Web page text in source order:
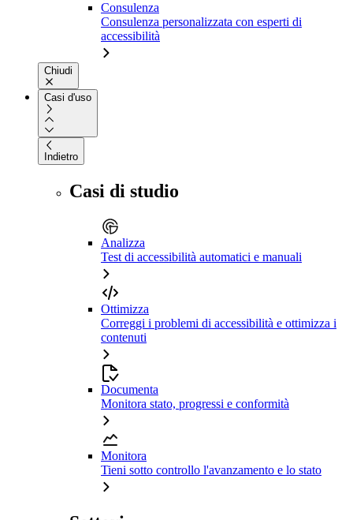
Consulenza
Consulenza personalizzata con esperti di
accessibilità
Chiudi
Casi d'uso
Indietro
Casi di studio
Analizza
Test di accessibilità automatici e manuali
Ottimizza
Correggi i problemi di accessibilità e ottimizza i
contenuti
Documenta
Monitora stato, progressi e conformità
Monitora
Tieni sotto controllo l'avanzamento e lo stato